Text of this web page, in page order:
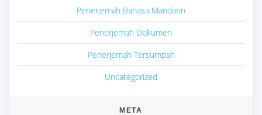
Penerjemah Bahasa Mandarin
Penerjemah Dokumen
Penerjemah Tersumpah
Uncategorized
META